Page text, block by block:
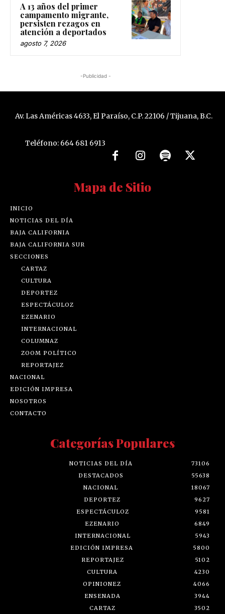
A 13 años del primer
campamento migrante,
persisten rezagos en
atención a deportados
agosto 7, 2026
-Publicidad -
Av. Las Américas 4633, El Paraíso, C.P. 22106 / Tijuana, B.C.
Teléfono: 664 681 6913
Mapa de Sitio
INICIO
NOTICIAS DEL DÍA
BAJA CALIFORNIA
BAJA CALIFORNIA SUR
SECCIONES
CARTAZ
CULTURA
DEPORTEZ
ESPECTÁCULOZ
EZENARIO
INTERNACIONAL
COLUMNAZ
ZOOM POLÍTICO
REPORTAJEZ
NACIONAL
EDICIÓN IMPRESA
NOSOTROS
CONTACTO
Categorías Populares
NOTICIAS DEL DÍA
73106
DESTACADOS
55638
NACIONAL
18067
DEPORTEZ
9627
ESPECTÁCULOZ
9581
EZENARIO
6849
INTERNACIONAL
5943
EDICIÓN IMPRESA
5800
REPORTAJEZ
5102
CULTURA
4230
OPINIONEZ
4066
ENSENADA
3944
CARTAZ
3502